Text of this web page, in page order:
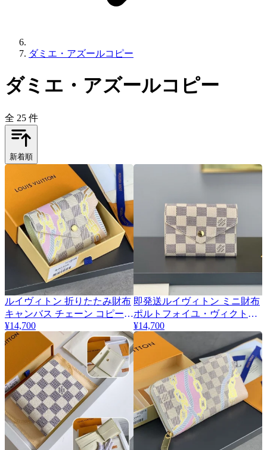
ダミエ・アズールコピー
ダミエ・アズールコピー
全 25 件
新着順
ルイヴィトン 折りたたみ財布
キャンバス チェーン コピー
N40468
¥14,700
即発送ルイヴィトン ミニ財布
ポルトフォイユ・ヴィクトリ
ーヌ 最新コピー vug46540
¥14,700